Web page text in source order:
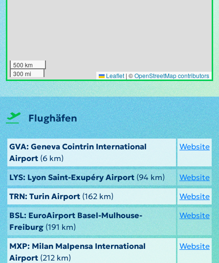
500 km
300 mi
Leaflet | ©OpenStreetMap contributors
Flughäfen
GVA: Geneva Cointrin International
Airport (6 km)
Website
LYS: Lyon Saint-Exupéry Airport(94 km)
Website
TRN: Turin Airport (162 km)
Website
BSL: EuroAirport Basel-Mulhouse-
Freiburg(191 km)
Website
MXP: Milan Malpensa International
Airport (212 km)
Website